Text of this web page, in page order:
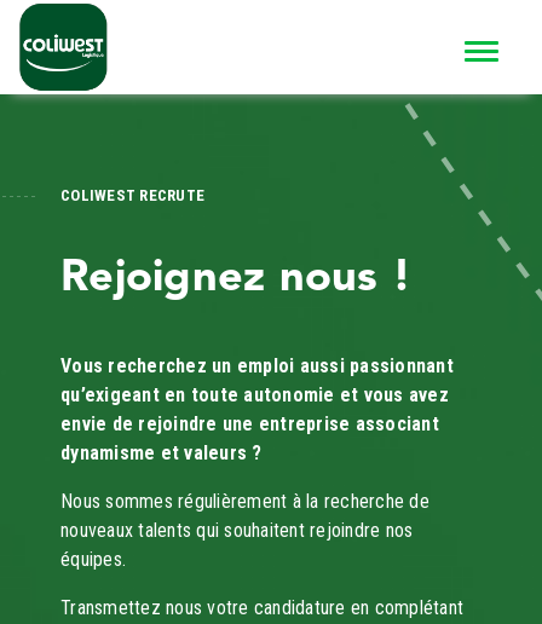
COLIWEST RECRUTE
Rejoignez nous !
Vous recherchez un emploi aussi passionnant
qu’exigeant en toute autonomie et vous avez
envie de rejoindre une entreprise associant
dynamisme et valeurs ?
Nous sommes régulièrement à la recherche de
nouveaux talents qui souhaitent rejoindre nos
équipes.
Transmettez nous votre candidature en complétant